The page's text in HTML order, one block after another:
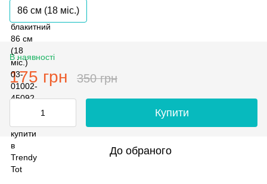
86 см (18 мiс.)
В наявності
175 грн 350 грн
Купити
До обраного